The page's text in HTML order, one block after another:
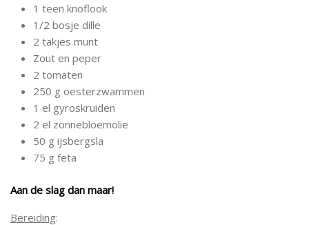
1 teen knoflook
1/2 bosje dille
2 takjes munt
Zout en peper
2 tomaten
250 g oesterzwammen
1 el gyroskruiden
2 el zonnebloemolie
50 g ijsbergsla
75 g feta
Aan de slag dan maar!
Bereiding: